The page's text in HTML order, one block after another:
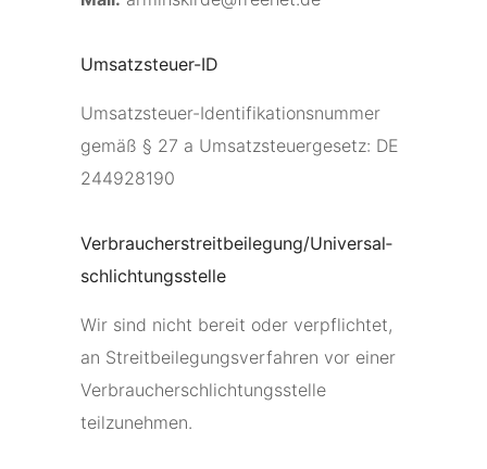
Umsatzsteuer-ID
Umsatzsteuer-Identifikationsnummer
gemäß § 27 a Umsatzsteuergesetz: DE
244928190
Verbraucher­streit­beilegung/Universal­
schlichtungs­stelle
Wir sind nicht bereit oder verpflichtet,
an Streitbeilegungsverfahren vor einer
Verbraucherschlichtungsstelle
teilzunehmen.